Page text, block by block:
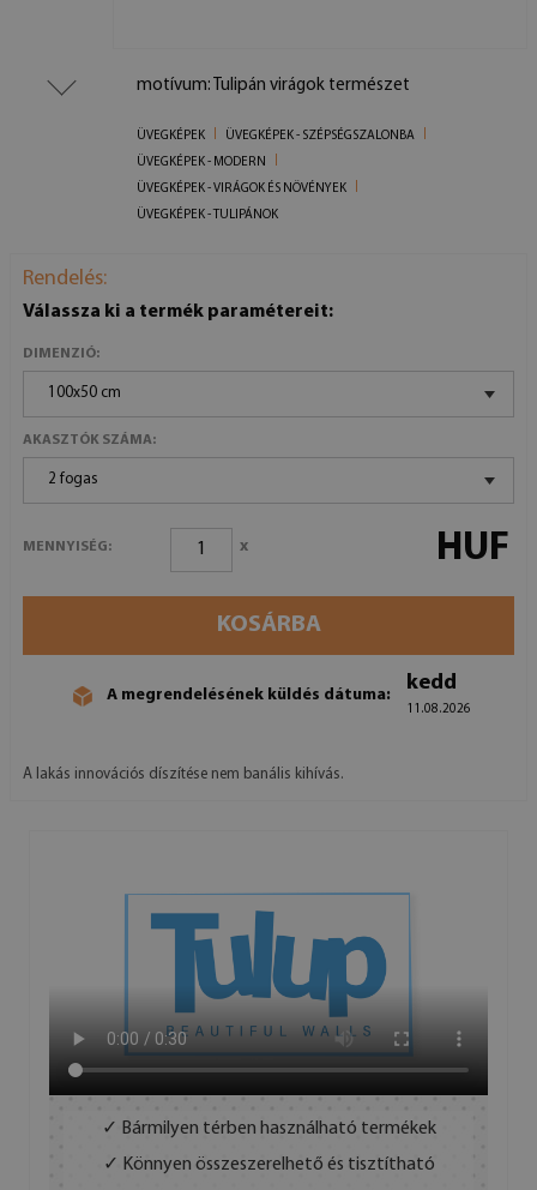
motívum: Tulipán virágok természet
ÜVEGKÉPEK
ÜVEGKÉPEK - SZÉPSÉGSZALONBA
ÜVEGKÉPEK - MODERN
ÜVEGKÉPEK - VIRÁGOK ÉS NÖVÉNYEK
ÜVEGKÉPEK - TULIPÁNOK
Rendelés:
Válassza ki a termék paramétereit:
DIMENZIÓ:
100x50 cm
AKASZTÓK SZÁMA:
2 fogas
MENNYISÉG: x HUF
KOSÁRBA
A megrendelésének küldés dátuma:
kedd
11.08.2026
A lakás innovációs díszítése nem banális kihívás.
✓ Bármilyen térben használható termékek
✓ Könnyen összeszerelhető és tisztítható